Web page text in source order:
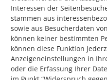
Interessen der
stammen aus
sowie aus Besucherdaten
können keiner bestimmten
können diese Funktion
Anzeigeneinstellungen in
oder die Erfassung Ihrer